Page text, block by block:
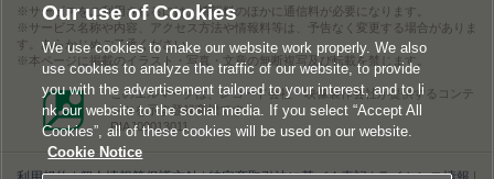
サービスをご利用されるには、情報料のほかに通信料が必要になります。
サービス名称や内容、アクセス方法や情報料等は、予告なく変更する場合がありま
す。あらかじめご了承ください。
本ページに掲載のイラスト・写真・文章の無断複写及び転載を禁じます。
このエルマークは、レコード会社・映像製作会社が提供するコンテ
ンツを示す登録商標です。
RIAJ00013011
Our use of Cookies
We use cookies to make our website work properly. We also
use cookies to analyze the traffic of our website, to provide
you with the advertisement tailored to your interest, and to li
nk our website to the social media. If you select “Accept All
Cookies”, all of these cookies will be used on our website.
Cookie Notice